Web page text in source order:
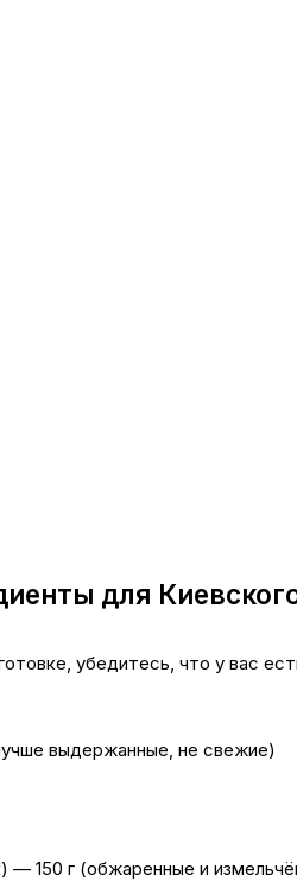
для
убедитесь, что у вас
выдержанные, не свежие)
— 150 г (обжаренные и